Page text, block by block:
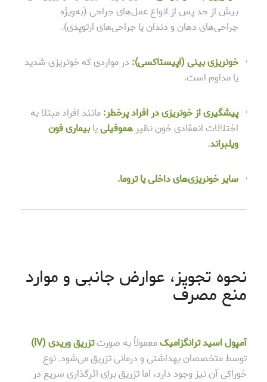
بیش از حد پس از انواع عمل‌های جراحی (به‌ویژه
جراحی‌های دهان و دندان یا جراحی‌های ارتوپدی).
خونریزی بینی (اپیستاکسی): در مواردی که خونریزی شدید
یا مداوم است.
پیشگیری از خونریزی در افراد پرخطر:مانند افراد مبتلا به
اختلالات انعقادی خون نظیر هموفیلییابیماری فون
ویلبراند.
سایر خونریزی‌های داخلی یا تروما.
نحوه تجویز، عوارض جانبی و موارد
منع مصرف
آمپول اسید ترانگزامیکمعمولاً به صورتتزریق وریدی (IV)
توسط متخصصان بهداشتی و درمانی تزریق می‌شود. نوع
خوراکی آن نیز وجود دارد، اما تزریق برای اثرگذاری سریع در